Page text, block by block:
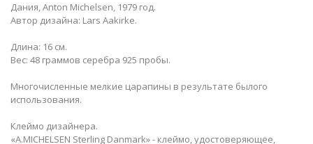
Дания, Anton Michelsen, 1979 год.
Автор дизайна: Lars Aakirke.
Длина: 16 см.
Вес: 48 граммов серебра 925 пробы.
Многочисленные мелкие царапины в результате былого
использования.
Клеймо дизайнера.
«A.MICHELSEN Sterling Danmark» - клеймо, удостоверяющее,